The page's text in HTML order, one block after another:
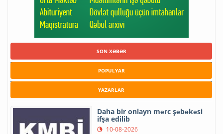
SON XƏBƏR
POPULYAR
YAZARLAR
Daha bir onlayn mərc şəbəkəsi
ifşa edilib
10-08-2026